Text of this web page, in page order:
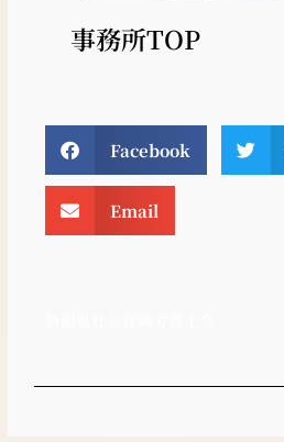
事務所TOP
Facebook
Email